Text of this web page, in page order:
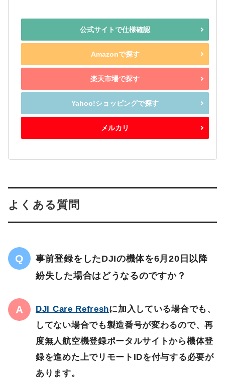
公式サイトで仕様確認
Amazonで探す
楽天市場で探す
Yahoo!ショッピングで探す
メルカリ
よくある質問
事前登録をしたDJIの機体を6月20日以降
紛失した場合はどうなるのですか？
DJI Care Refreshに加入している場合でも、
してない場合でも製造番号が変わるので、再
度無人航空機登録ポータルサイトから機体登
録を進めた上でリモートIDを付与する必要が
あります。